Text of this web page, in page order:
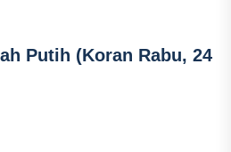
Putih (Koran Rabu, 24